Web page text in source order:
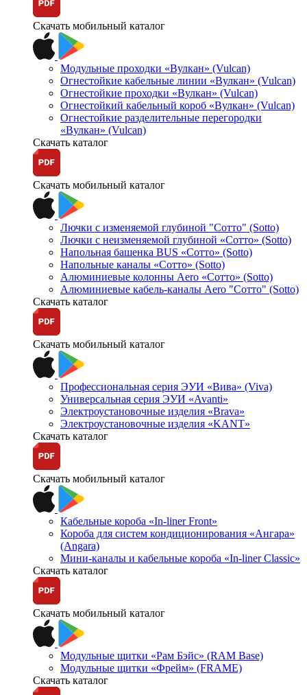
Скачать мобильный каталог
Модульные проходки «Вулкан» (Vulcan)
Огнестойкие кабельные линии «Вулкан» (Vulcan)
Огнестойкие проходки «Вулкан» (Vulcan)
Огнестойкий кабельный короб «Вулкан» (Vulcan)
Огнестойкие разделительные перегородки
«Вулкан» (Vulcan)
Скачать каталог
Скачать мобильный каталог
Лючки с изменяемой глубиной "Сотто" (Sotto)
Лючки с неизменяемой глубиной «Сотто» (Sotto)
Напольная башенка BUS «Сотто» (Sotto)
Напольные каналы «Сотто» (Sotto)
Алюминиевые колонны Aero «Сотто» (Sotto)
Алюминиевые кабель-каналы Aero "Сотто" (Sotto)
Скачать каталог
Скачать мобильный каталог
Профессиональная серия ЭУИ «Вива» (Viva)
Универсальная серия ЭУИ «Avanti»
Электроустановочные изделия «Brava»
Электроустановочные изделия «KANT»
Скачать каталог
Скачать мобильный каталог
Кабельные короба «In-liner Front»
Короба для систем кондиционирования «Ангара»
(Angara)
Мини-каналы и кабельные короба «In-liner Classic»
Скачать каталог
Скачать мобильный каталог
Модульные щитки «Рам Бэйс» (RAM Base)
Модульные щитки «Фрейм» (FRAME)
Скачать каталог